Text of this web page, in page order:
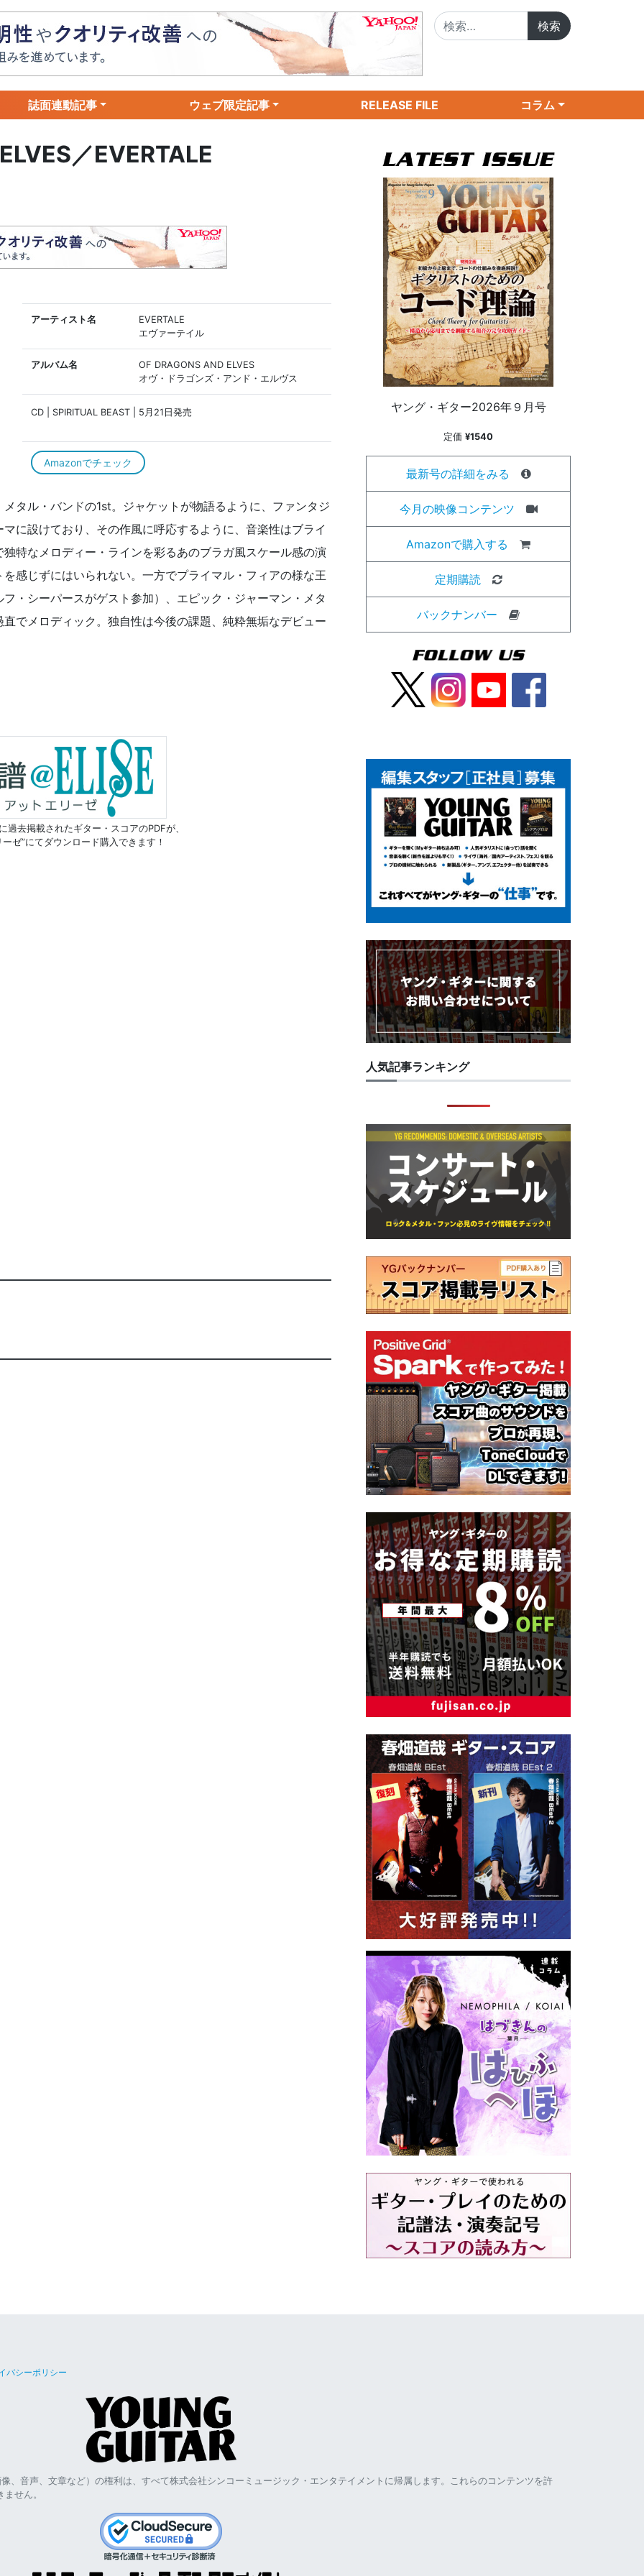
誌面連動記事 ウェブ限定記事 RELEASE FILE コラム
／EVERTALE
アーティスト名
EVERTALE
エヴァーテイル
アルバム名
OF DRAGONS AND ELVES
オヴ・ドラゴンズ・アンド・エルヴス
CD | SPIRITUAL BEAST | 5月21日発売
Amazonでチェック
タル・バンドの1st。ジャケットが物語るように、ファンタジ
に設けており、その作風に呼応するように、音楽性はブライ
特なメロディー・ラインを彩るあのブラガ風スケール感の演
感じずにはいられない。一方でプライマル・フィアの様な王
・シーパースがゲスト参加）、エピック・ジャーマン・メタ
でメロディック。独自性は今後の課題、純粋無垢なデビュー
過去掲載されたギター・スコアのPDFが、
ゼ”にてダウンロード購入できます！
ヤング・ギター2026年９月号
定価 ¥1540
最新号の詳細をみる
今月の映像コンテンツ
Amazonで購入する
定期購読
バックナンバー
人気記事ランキング
バシーポリシー
、音声、文章など）の権利は、すべて株式会社シンコーミュージック・エンタテイメントに帰属します。これらのコンテンツを許
せん。